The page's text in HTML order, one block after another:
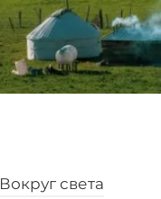
Вокруг света